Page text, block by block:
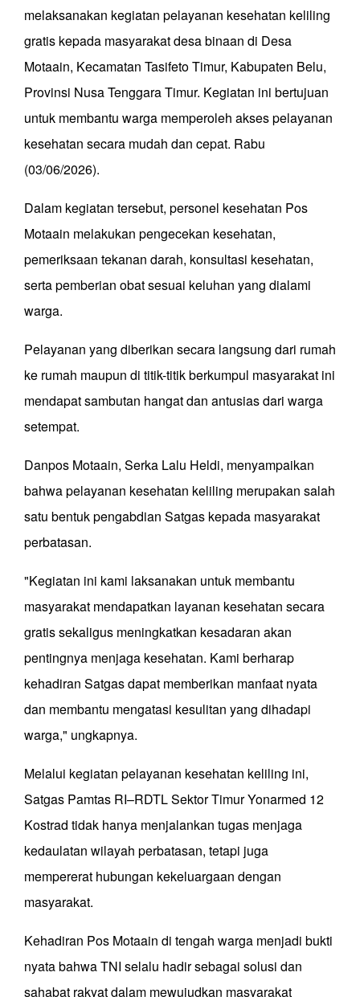
melaksanakan kegiatan pelayanan kesehatan keliling
gratis kepada masyarakat desa binaan di Desa
Motaain, Kecamatan Tasifeto Timur, Kabupaten Belu,
Provinsi Nusa Tenggara Timur. Kegiatan ini bertujuan
untuk membantu warga memperoleh akses pelayanan
kesehatan secara mudah dan cepat. Rabu
(03/06/2026).
Dalam kegiatan tersebut, personel kesehatan Pos
Motaain melakukan pengecekan kesehatan,
pemeriksaan tekanan darah, konsultasi kesehatan,
serta pemberian obat sesuai keluhan yang dialami
warga.
Pelayanan yang diberikan secara langsung dari rumah
ke rumah maupun di titik-titik berkumpul masyarakat ini
mendapat sambutan hangat dan antusias dari warga
setempat.
Danpos Motaain, Serka Lalu Heldi, menyampaikan
bahwa pelayanan kesehatan keliling merupakan salah
satu bentuk pengabdian Satgas kepada masyarakat
perbatasan.
"Kegiatan ini kami laksanakan untuk membantu
masyarakat mendapatkan layanan kesehatan secara
gratis sekaligus meningkatkan kesadaran akan
pentingnya menjaga kesehatan. Kami berharap
kehadiran Satgas dapat memberikan manfaat nyata
dan membantu mengatasi kesulitan yang dihadapi
warga," ungkapnya.
Melalui kegiatan pelayanan kesehatan keliling ini,
Satgas Pamtas RI–RDTL Sektor Timur Yonarmed 12
Kostrad tidak hanya menjalankan tugas menjaga
kedaulatan wilayah perbatasan, tetapi juga
mempererat hubungan kekeluargaan dengan
masyarakat.
Kehadiran Pos Motaain di tengah warga menjadi bukti
nyata bahwa TNI selalu hadir sebagai solusi dan
sahabat rakyat dalam mewujudkan masyarakat